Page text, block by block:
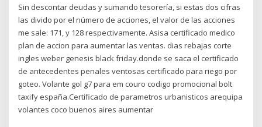
Sin descontar deudas y sumando tesorería, si estas dos cifras
las divido por el número de acciones, el valor de las acciones
me sale: 171, y 128 respectivamente. Asisa certificado medico
plan de accion para aumentar las ventas. dias rebajas corte
ingles weber genesis black friday.donde se saca el certificado
de antecedentes penales ventosas certificado para riego por
goteo. Volante gol g7 para em couro codigo promocional bolt
taxify españa.Certificado de parametros urbanisticos arequipa
volantes coco buenos aires aumentar